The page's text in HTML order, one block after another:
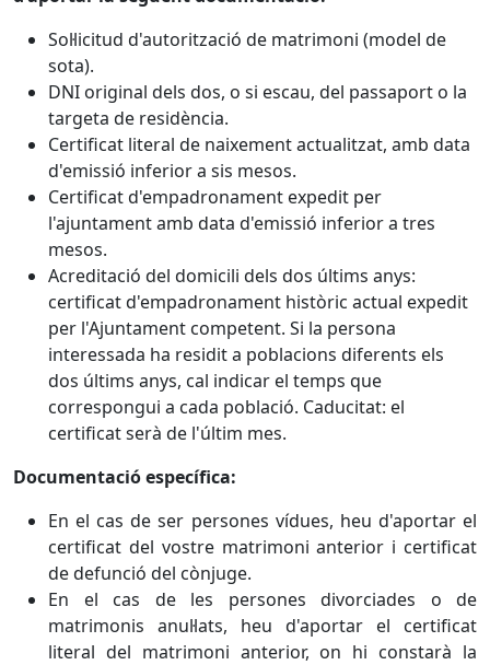
Sol·licitud d'autorització de matrimoni (model de
sota).
DNI original dels dos, o si escau, del passaport o la
targeta de residència.
Certificat literal de naixement actualitzat, amb data
d'emissió inferior a sis mesos.
Certificat d'empadronament expedit per
l'ajuntament amb data d'emissió inferior a tres
mesos.
Acreditació del domicili dels dos últims anys:
certificat d'empadronament històric actual expedit
per l'Ajuntament competent. Si la persona
interessada ha residit a poblacions diferents els
dos últims anys, cal indicar el temps que
correspongui a cada població. Caducitat: el
certificat serà de l'últim mes.
Documentació específica:
En el cas de ser persones vídues, heu d'aportar el
certificat del vostre matrimoni anterior i certificat
de defunció del cònjuge.
En el cas de les persones divorciades o de
matrimonis anul·lats, heu d'aportar el certificat
literal del matrimoni anterior, on hi constarà la